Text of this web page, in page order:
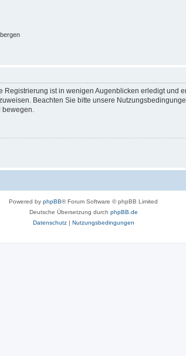
ist in wenigen Augenblicken erledigt und
Beachten Sie bitte unsere
bewegen.
Powered by phpBB® Forum Software © phpBB Limited
Deutsche Übersetzung durch phpBB.de
Datenschutz| Nutzungsbedingungen